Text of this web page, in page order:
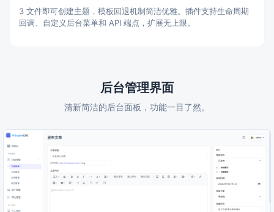
3 文件即可创建主题，模板回退机制简洁优雅。插件支持生命周期
回调、自定义后台菜单和 API 端点，扩展无上限。
后台管理界面
清新简洁的后台面板，功能一目了然。